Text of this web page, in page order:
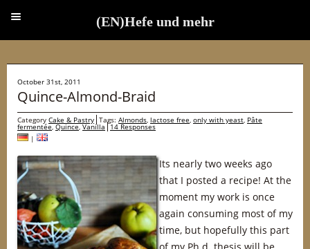
October 31st, 2011
Quince-Almond-Braid
Category Cake & Pastry Tags: Almonds, lactose free, only with yeast, Pâte
fermentée,Quince,Vanilla 14 Responses
|
Its nearly two weeks ago
that I posted a recipe! At the
moment my work is once
again consuming most of my
time, but hopefully this part
(EN)Hefe und mehr
(EN)Hefe und mehr